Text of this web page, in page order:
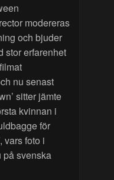
modereras
och bjuder
stor erfarenhet
nu senast
sitter jämte
kvinnan i
för
vars foto i
på svenska